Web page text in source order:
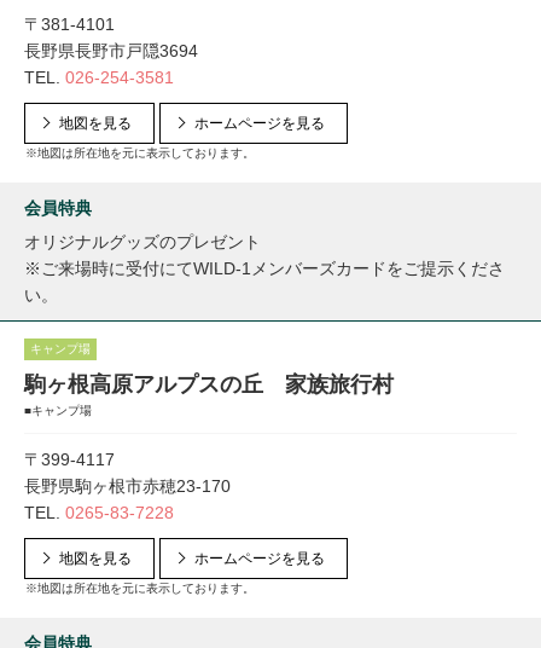
〒381-4101
長野県長野市戸隠3694
TEL. 026-254-3581
地図を見る
※地図は所在地を元に表示しております。
ホームページを見る
会員特典
オリジナルグッズのプレゼント
※ご来場時に受付にてWILD-1メンバーズカードをご提示くださ
い。
キャンプ場
駒ヶ根高原アルプスの丘 家族旅行村
■キャンプ場
〒399-4117
長野県駒ヶ根市赤穂23-170
TEL. 0265-83-7228
地図を見る
※地図は所在地を元に表示しております。
ホームページを見る
会員特典